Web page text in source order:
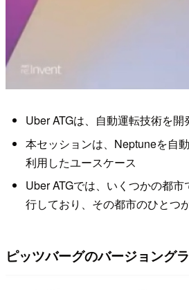
Uber ATGは、自動運転技術を開
本セッションは、Neptuneを自
利用したユースケース
Uber ATGでは、いくつかの都
行しており、その都市のひとつ
ピッツバーグのバージョング